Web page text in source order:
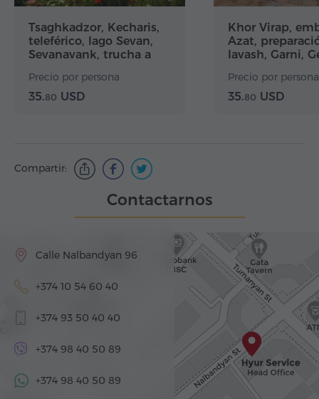
Tsaghkadzor, Kecharis,
teleférico, lago Sevan,
Sevanavank, trucha a
Precio por persona
35.80 USD
Khor Virap,
Azat,
lavash, Garni,
Precio por persona
35.80 USD
Compartir:
Contactarnos
Calle Nalbandyan 96
+374 10 54 60 40
+374 93 50 40 40
+374 98 40 50 89
+374 98 40 50 89